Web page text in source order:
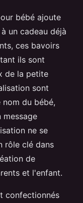
bébé ajoute
un cadeau déjà
ces bavoirs
ils sont
de la petite
sont
du bébé,
message
ne se
rôle clé dans
de
et l'enfant.
confectionnés